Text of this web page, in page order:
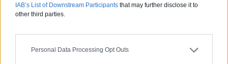
IAB’s List of Downstream Participants that may further disclose it to
other third parties.
Personal Data Processing Opt Outs